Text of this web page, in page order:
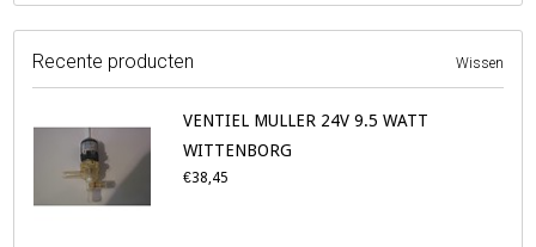
Recente producten Wissen
VENTIEL MULLER 24V 9.5 WATT
WITTENBORG
€38,45